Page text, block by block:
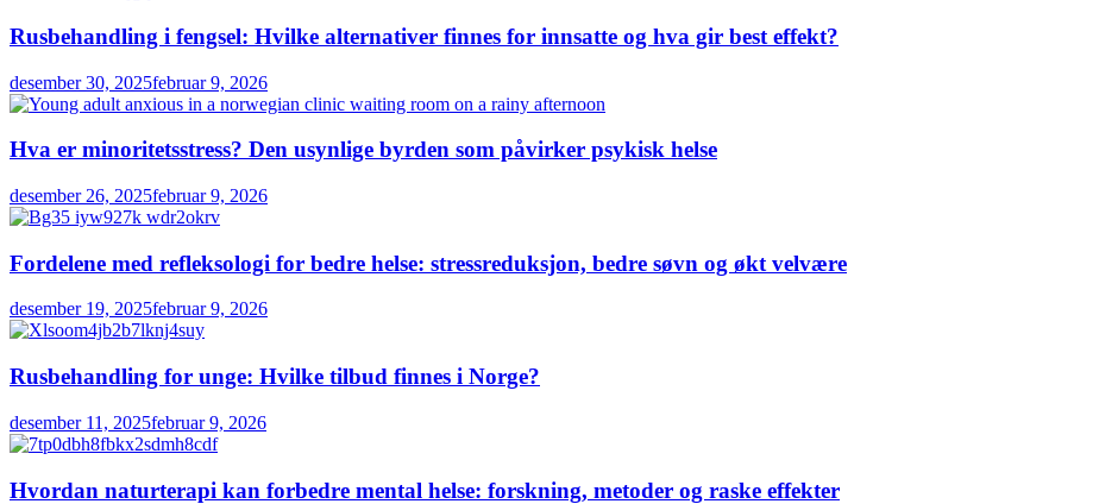
Rusbehandling i fengsel: Hvilke alternativer finnes for innsatte og hva gir best effekt?
desember 30, 2025februar 9, 2026
Hva er minoritetsstress? Den usynlige byrden som påvirker psykisk helse
desember 26, 2025februar 9, 2026
Fordelene med refleksologi for bedre helse: stressreduksjon, bedre søvn og økt velvære
desember 19, 2025februar 9, 2026
Rusbehandling for unge: Hvilke tilbud finnes i Norge?
desember 11, 2025februar 9, 2026
Hvordan naturterapi kan forbedre mental helse: forskning, metoder og raske effekter